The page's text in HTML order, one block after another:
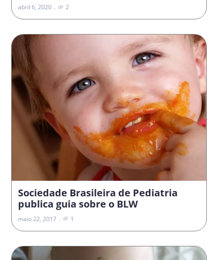
abril 6, 2020 2
Sociedade Brasileira de Pediatria
publica guia sobre o BLW
maio 22, 2017 1